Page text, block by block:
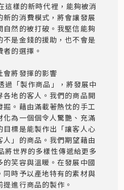
這樣的新時代裡，能夠被消
的消費模式，將會讓發展
然的被打破。我堅信能夠
不是金錢的援助，也不會是
的選擇。
會將發揮的影響
過「製作商品」，將發展中
地的客人。我們的商品開
。藉由滿載著熱忱的手工
為一個個令人驚艷、充滿
標是能製作出「讓客人心
」的商品。我們期望藉由
將世界的多樣性傳遞給更多
的笑容與溫暖。在發展中國
同時予以產地特有的素材與
進行商品的製作。